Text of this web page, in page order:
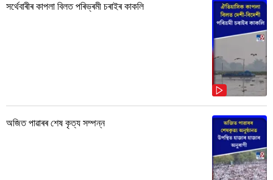
সৰ্থেবাৰীৰ কাপলা বিলত পৰিভ্ৰমী চৰাইৰ কাকলি
অজিত পাৱাৰৰ শেষ কৃত্য সম্পন্ন